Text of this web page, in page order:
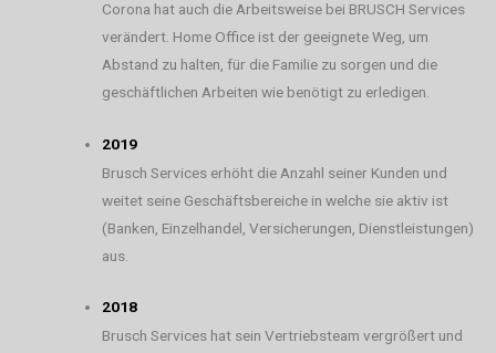
Corona hat auch die Arbeitsweise bei BRUSCH Services
verändert. Home Office ist der geeignete Weg, um
Abstand zu halten, für die Familie zu sorgen und die
geschäftlichen Arbeiten wie benötigt zu erledigen.
2019
Brusch Services erhöht die Anzahl seiner Kunden und
weitet seine Geschäftsbereiche in welche sie aktiv ist
(Banken, Einzelhandel, Versicherungen, Dienstleistungen)
aus.
2018
Brusch Services hat sein Vertriebsteam vergrößert und